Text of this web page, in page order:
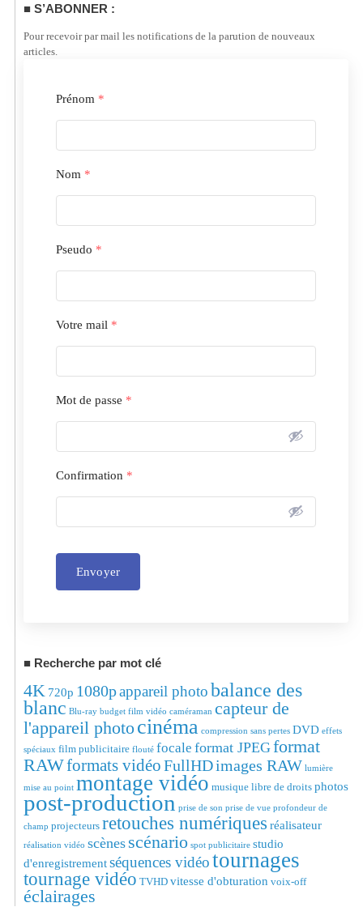
S’ABONNER :
Pour recevoir par mail les notifications de la parution de nouveaux
articles.
Prénom *
Nom *
Pseudo *
Votre mail *
Mot de passe *
Confirmation *
Envoyer
Recherche par mot clé
4K 720p 1080pappareil photobalance des
blanc Blu-ray budget film vidéo caméraman capteur de
l'appareil photocinéma compression sans pertes DVD effets
spéciaux film publicitaire flouté focale format JPEGformat
RAWformats vidéoFullHDimages RAW lumière
mise au point montage vidéo musique libre de droits photos
post-production prise de son prise de vue profondeur de
champ projecteurs retouches numériques réalisateur
réalisation vidéo scènes scénario spot publicitaire studio
d'enregistrementséquences vidéotournages
tournage vidéo TVHD vitesse d'obturation voix-off
éclairages